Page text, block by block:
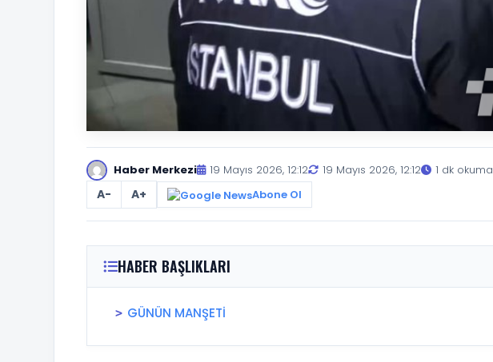
Haber Merkezi 19 Mayıs 2026, 12:12 19 Mayıs 2026, 12:12 1 dk okuma
A- A+ Abone Ol
HABER BAŞLIKLARI
GÜNÜN MANŞETİ